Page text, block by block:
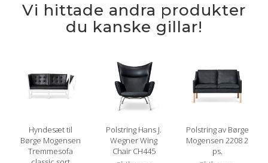
Vi hittade andra produkter
du kanske gillar!
Hyndesæt til
Børge Mogensen
Tremmesofa
Polstring Hans J.
Wegner Wing
Chair CH445
Polstring av Børge
Mogensen 2208 2
ps.